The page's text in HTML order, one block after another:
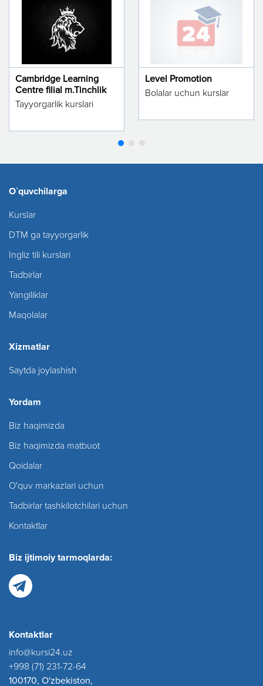
Cambridge Learning
Centre filial m.Tinchlik
Tayyorgarlik kurslari
Level Promotion
Bolalar uchun kurslar
O`quvchilarga
Kurslar
DTM ga tayyorgarlik
Ingliz tili kurslari
Tadbirlar
Yangiliklar
Maqolalar
Xizmatlar
Saytda joylashish
Yordam
Biz haqimizda
Biz haqimizda matbuot
Qoidalar
O'quv markazlari uchun
Tadbirlar tashkilotchilari uchun
Kontaktlar
Biz ijtimoiy tarmoqlarda:
Kontaktlar
info@kursi24.uz
+998 (71) 231-72-64
100170, O'zbekiston,